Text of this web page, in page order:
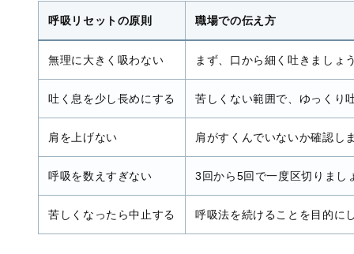
呼吸リセットの原則 職場での伝え方
無理に大きく吸わない まず、口から細く吐きましょ
吐く息を少し長めにする 苦しくない範囲で、ゆっくり
肩を上げない 肩がすくんでいないか確認し
呼吸を数えすぎない 3回から5回で一度区切りまし
苦しくなったら中止する 呼吸法を続けることを目的に